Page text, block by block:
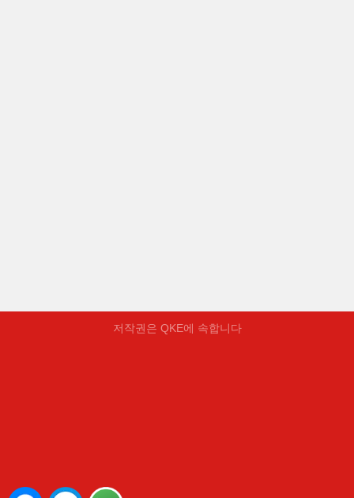
저작권은 QKE에 속합니다